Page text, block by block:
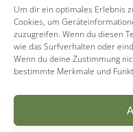
Um dir ein optimales Erlebnis
Cookies, um
zuzugreifen. Wenn du diesen
wie das Surfverhalten oder
Wenn du deine Zustimmung
bestimmte Merkmale und
11:00 – 13:00 Uhr
15:00 – 17:00